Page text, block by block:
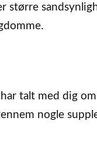
større
talt med dig
nogle